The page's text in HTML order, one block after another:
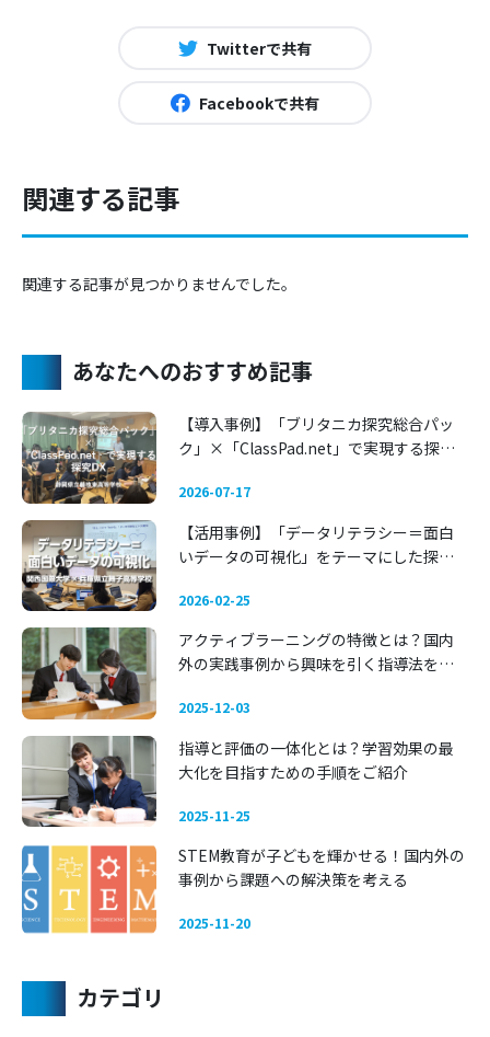
Twitterで共有
Facebookで共有
関連する記事
関連する記事が見つかりませんでした。
あなたへのおすすめ記事
【導入事例】「ブリタニカ探究総合パッ
ク」×「ClassPad.net」で実現する探究
2026-07-17
【活用事例】「データリテラシー＝面白
いデータの可視化」をテーマにした探究
等学校
2026-02-25
アクティブラーニングの特徴とは？国内
外の実践事例から興味を引く指導法を考
2025-12-03
指導と評価の一体化とは？学習効果の最
大化を目指すための手順をご紹介
2025-11-25
STEM教育が子どもを輝かせる！国内外の
事例から課題への解決策を考える
2025-11-20
カテゴリ